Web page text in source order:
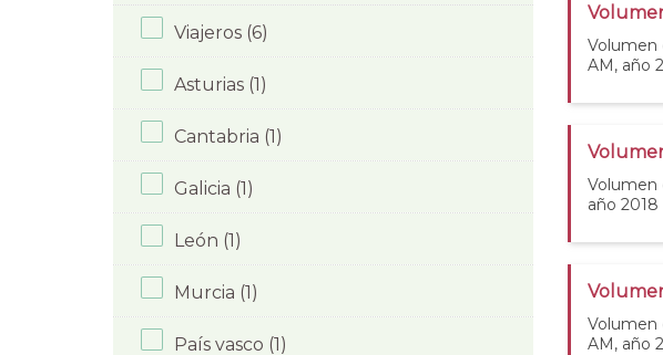
Viajeros (6)
Asturias (1)
Cantabria (1)
Galicia (1)
León (1)
Murcia (1)
País vasco (1)
Volumen
AM, año
Volumen
año 2018
Volumen
AM, año